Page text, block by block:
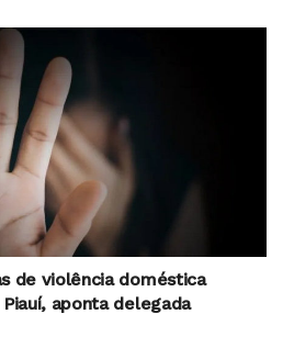
de violência doméstica
aponta delegada